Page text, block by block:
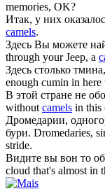
memories, OK?
Итак, у них
camels.
Здесь Вы можете
through your Jeep, a
Здесь столько
enough cumin in here
В этой стране не
withoutcamels in this
Дромедарии,
бури. Dromedaries,
stride.
Видите вы вон то
cloud that's almost in